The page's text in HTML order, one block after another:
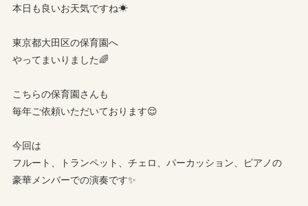
本日も良いお天気ですね☀
東京都大田区の保育園へ
やってまいりました🌈
こちらの保育園さんも
毎年ご依頼いただいております😌
今回は
フルート、トランペット、チェロ、パーカッション、ピアノの
豪華メンバーでの演奏です✨